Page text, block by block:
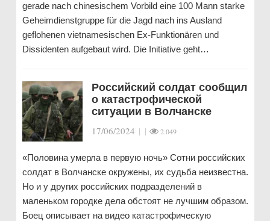
gerade nach chinesischem Vorbild eine 100 Mann starke
Geheimdienstgruppe für die Jagd nach ins Ausland
geflohenen vietnamesischen Ex-Funktionären und
Dissidenten aufgebaut wird. Die Initiative geht…
Российский солдат сообщил
о катастрофической
ситуации в Волчанске
17/06/2024 | | 2.049
«Половина умерла в первую ночь» Сотни российских
солдат в Волчанске окружены, их судьба неизвестна.
Но и у других российских подразделений в
маленьком городке дела обстоят не лучшим образом.
Боец описывает на видео катастрофическую